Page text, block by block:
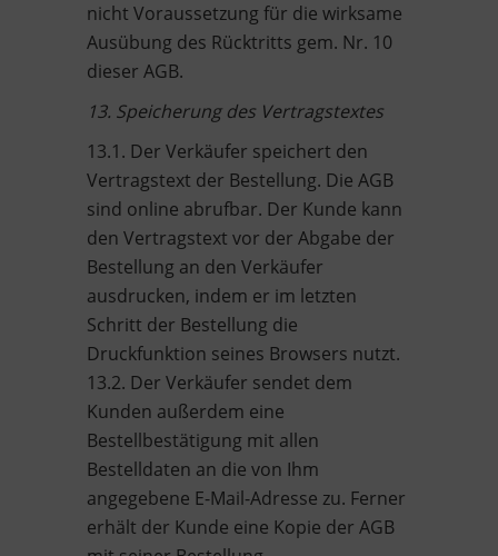
nicht Voraussetzung für die wirksame
Ausübung des Rücktritts gem. Nr. 10
dieser AGB.
13. Speicherung des Vertragstextes
13.1. Der Verkäufer speichert den
Vertragstext der Bestellung. Die AGB
sind online abrufbar. Der Kunde kann
den Vertragstext vor der Abgabe der
Bestellung an den Verkäufer
ausdrucken, indem er im letzten
Schritt der Bestellung die
Druckfunktion seines Browsers nutzt.
13.2. Der Verkäufer sendet dem
Kunden außerdem eine
Bestellbestätigung mit allen
Bestelldaten an die von Ihm
angegebene E-Mail-Adresse zu. Ferner
erhält der Kunde eine Kopie der AGB